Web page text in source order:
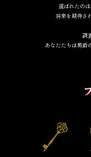
選ばれたの
将来を期待さ
調
あなたたちは男爵